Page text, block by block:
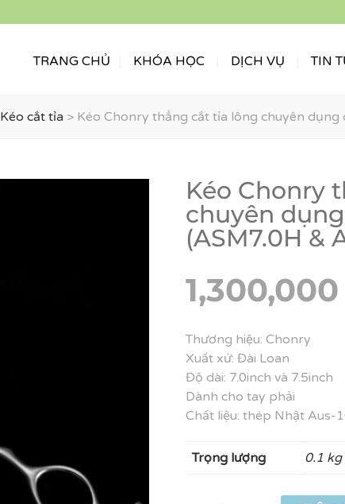
TRANG CHỦ KHÓA HỌC DỊCH VỤ TIN
Kéo cắt tỉa > Kéo Chonry thẳng cắt tỉa lông chuyên dụng
Kéo Chonry
chuyên
(ASM7.0H &
1,300,000
Thương hiệu: Chonry
Xuất xứ: Đài Loan
Độ dài: 7.0inch và 7.5inch
Dành cho tay phải
Chất liệu: thép Nhật Aus-
Trọng lượng 0.1 kg